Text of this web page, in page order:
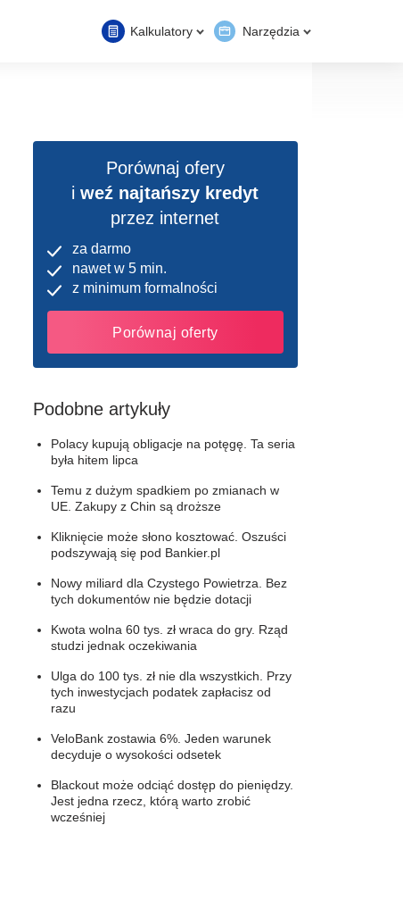
Kalkulatory Narzędzia
Porównaj ofery
iweź najtańszy kredyt
przez internet
za darmo
nawet w 5 min.
z minimum formalności
Porównaj oferty
Podobne artykuły
Polacy kupują obligacje na potęgę. Ta seria
była hitem lipca
Temu z dużym spadkiem po zmianach w
UE. Zakupy z Chin są droższe
Kliknięcie może słono kosztować. Oszuści
podszywają się pod Bankier.pl
Nowy miliard dla Czystego Powietrza. Bez
tych dokumentów nie będzie dotacji
Kwota wolna 60 tys. zł wraca do gry. Rząd
studzi jednak oczekiwania
Ulga do 100 tys. zł nie dla wszystkich. Przy
tych inwestycjach podatek zapłacisz od
razu
VeloBank zostawia 6%. Jeden warunek
decyduje o wysokości odsetek
Blackout może odciąć dostęp do pieniędzy.
Jest jedna rzecz, którą warto zrobić
wcześniej